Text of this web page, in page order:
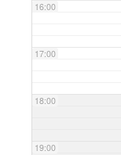
16:00
17:00
18:00
19:00